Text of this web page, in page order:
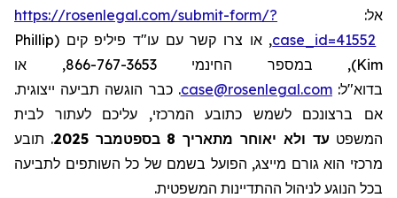
אל: https://rosenlegal.com/submit-form/?
case_id=41552, או צרו קשר עם עו"ד פיליפ קים (Phillip
Kim
), במספר החינמי 866-767-3653, או
בדוא"ל:case@rosenlegal.com. כבר הוגשה תביעה ייצוגית.
אם ברצונכם לשמש כתובע המרכזי, עליכם לעתור לבית
המשפט עד ולא יאוחר מתאריך 8 בספטמבר . תובע
מרכזי הוא גורם מייצג, הפועל בשמם של כל השותפים לתביעה
בכל הנוגע לניהול ההתדיינות המשפטית.